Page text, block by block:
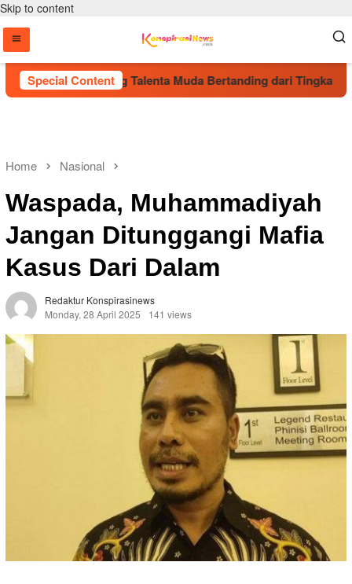
Skip to content
Special Content
Beri Ruang Talenta Muda Bertanding dari Tingkat Polres
Home Nasional
Waspada, Muhammadiyah
Jangan Ditunggangi Mafia
Kasus Dari Dalam
Redaktur Konspirasinews
Monday, 28 April 2025
141 views